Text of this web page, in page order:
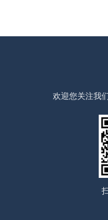
欢迎您关注我